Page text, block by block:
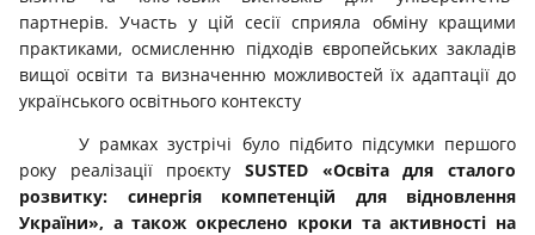
партнерів. Участь у цій сесії сприяла обміну кращими
практиками, осмисленню підходів європейських закладів
вищої освіти та визначенню можливостей їх адаптації до
українського освітнього контексту
У рамках зустрічі було підбито підсумки першого
року реалізації проєкту SUSTED «Освіта для сталого
розвитку: синергія компетенцій для відновлення
України», а також окреслено кроки та активності на